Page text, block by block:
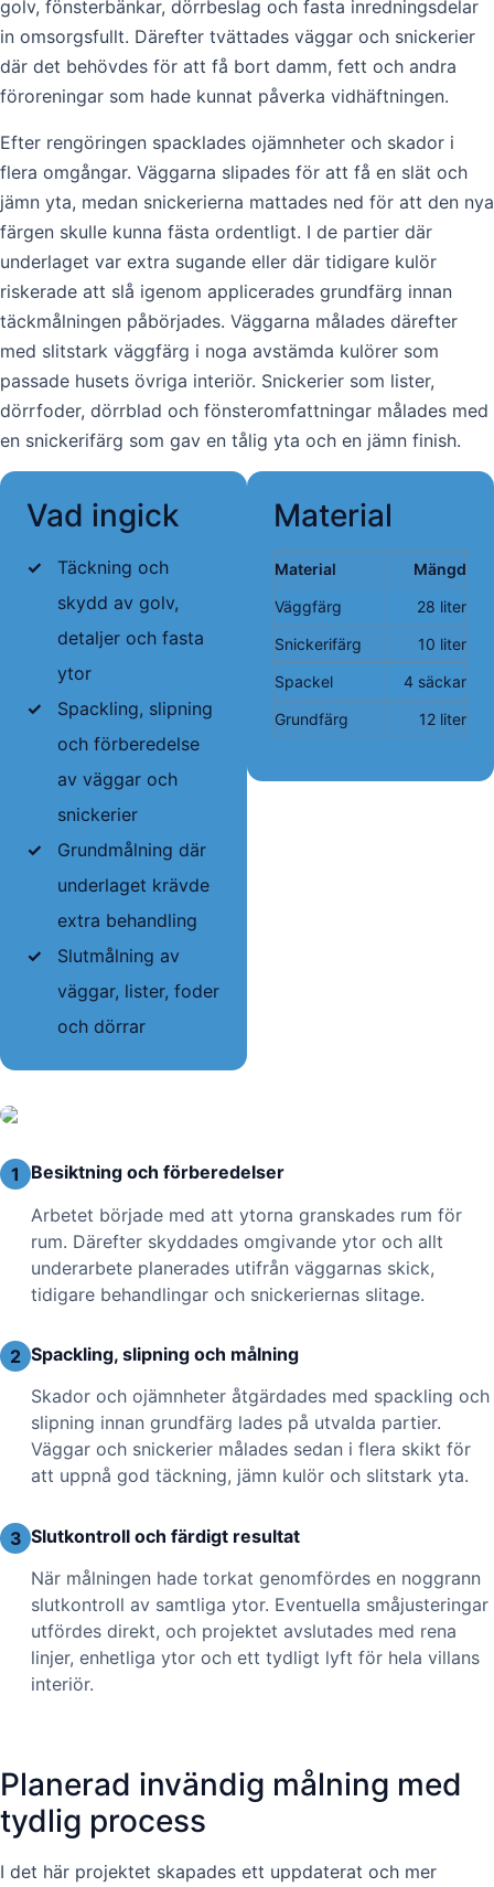
golv, fönsterbänkar, dörrbeslag och fasta inredningsdelar
in omsorgsfullt. Därefter tvättades väggar och snickerier
där det behövdes för att få bort damm, fett och andra
föroreningar som hade kunnat påverka vidhäftningen.
Efter rengöringen spacklades ojämnheter och skador i
flera omgångar. Väggarna slipades för att få en slät och
jämn yta, medan snickerierna mattades ned för att den nya
färgen skulle kunna fästa ordentligt. I de partier där
underlaget var extra sugande eller där tidigare kulör
riskerade att slå igenom applicerades grundfärg innan
täckmålningen påbörjades. Väggarna målades därefter
med slitstark väggfärg i noga avstämda kulörer som
passade husets övriga interiör. Snickerier som lister,
dörrfoder, dörrblad och fönsteromfattningar målades med
en snickerifärg som gav en tålig yta och en jämn finish.
Vad ingick
✓
Täckning och
skydd av golv,
detaljer och fasta
ytor
✓
Spackling, slipning
och förberedelse
av väggar och
snickerier
✓
Grundmålning där
underlaget krävde
extra behandling
✓
Slutmålning av
väggar, lister, foder
och dörrar
Material
Material
Mängd
Väggfärg
28 liter
Snickerifärg
10 liter
Spackel
4 säckar
Grundfärg
12 liter
1
Besiktning och förberedelser
Arbetet började med att ytorna granskades rum för
rum. Därefter skyddades omgivande ytor och allt
underarbete planerades utifrån väggarnas skick,
tidigare behandlingar och snickeriernas slitage.
2 Spackling, slipning och målning
Skador och ojämnheter åtgärdades med spackling och
slipning innan grundfärg lades på utvalda partier.
Väggar och snickerier målades sedan i flera skikt för
att uppnå god täckning, jämn kulör och slitstark yta.
3 Slutkontroll och färdigt resultat
När målningen hade torkat genomfördes en noggrann
slutkontroll av samtliga ytor. Eventuella småjusteringar
utfördes direkt, och projektet avslutades med rena
linjer, enhetliga ytor och ett tydligt lyft för hela villans
interiör.
Planerad invändig målning med
tydlig process
I det här projektet skapades ett uppdaterat och mer